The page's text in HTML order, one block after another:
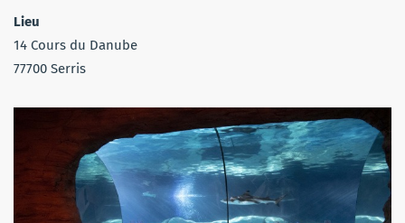
Lieu
14 Cours du Danube
77700 Serris